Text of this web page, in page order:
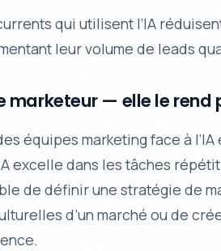
qui utilisent l’IA
leur volume de leads
marketeur — elle le
équipes marketing face à
excelle dans les tâches
de définir une stratégie de
d’un marché ou de